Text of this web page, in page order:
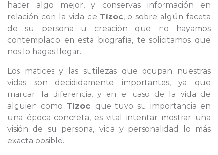
hacer algo mejor, y conservas información en
relación con la vida de Tízoc, o sobre algún faceta
de su persona u creación que no hayamos
contemplado en esta biografía, te solicitamos que
nos lo hagas llegar.
Los matices y las sutilezas que ocupan nuestras
vidas son decididamente importantes, ya que
marcan la diferencia, y en el caso de la vida de
alguien como Tízoc, que tuvo su importancia en
una época concreta, es vital intentar mostrar una
visión de su persona, vida y personalidad lo más
exacta posible.